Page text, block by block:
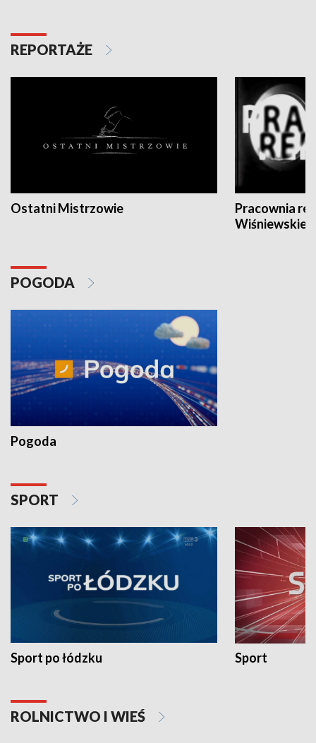
REPORTAŻE
Ostatni Mistrzowie
Pracownia
POGODA
Pogoda
SPORT
Sport po łódzku Sport
ROLNICTWO I WIEŚ